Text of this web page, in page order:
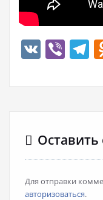
VK
Оставить
Для отправки
авторизоваться.